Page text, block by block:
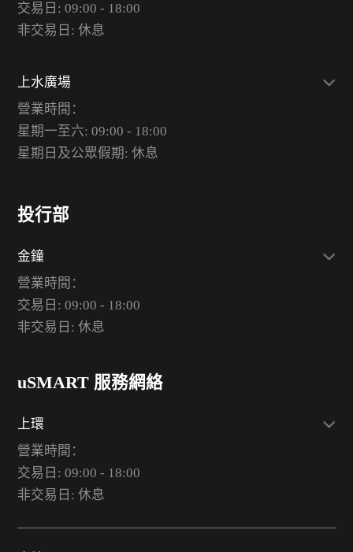
交易日: 09:00 - 18:00
非交易日: 休息
上水廣場
營業時間：
星期一至六: 09:00 - 18:00
星期日及公眾假期: 休息
投行部
金鐘
營業時間：
交易日: 09:00 - 18:00
非交易日: 休息
uSMART 服務網絡
上環
營業時間：
交易日: 09:00 - 18:00
非交易日: 休息